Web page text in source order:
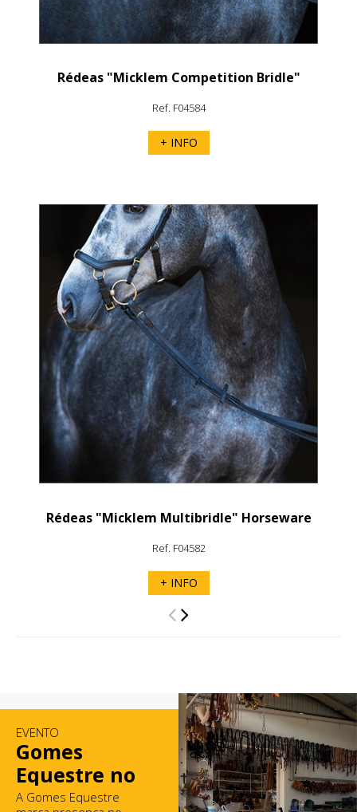
Rédeas "Micklem Competition Bridle"
Ref. F04584
+ INFO
Rédeas "Micklem Multibridle" Horseware
Ref. F04582
+ INFO
EVENTO
Gomes
Equestre no
Mercado de
A Gomes Equestre